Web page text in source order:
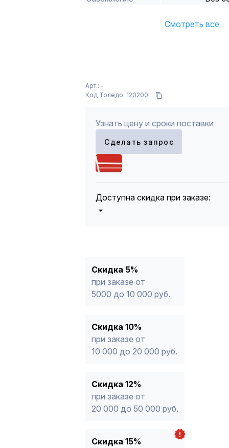
Смотреть все
Арт.: -
Код Толедо: 120200
Узнать цену и сроки поставки
Сделать запрос
Доступна скидка при заказе:
* -Для заказов, состоящих
продукции, максимальная скидка
Скидка 5%
при заказе от
5000 до 10 000 руб.
Скидка 10%
при заказе от
10 000 до 20 000 руб.
Скидка 12%
при заказе от
20 000 до 50 000 руб.
Скидка 15%